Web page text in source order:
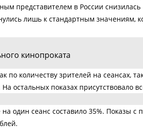
представителем в России
лишь к стандартным значениям,
по количеству зрителей на сеансах,
остальных показах присутствовало
один сеанс составило 35%. Показы